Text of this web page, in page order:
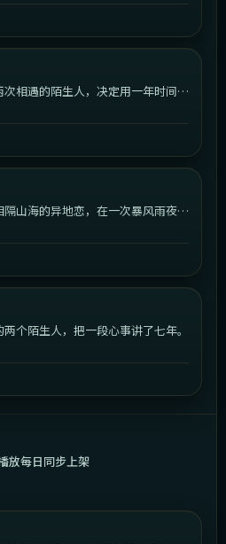
相遇的陌生人，决定用一年时间彼
山海的异地恋，在一次暴风雨夜的
个陌生人，把一段心事讲了七年。
放每日同步上架